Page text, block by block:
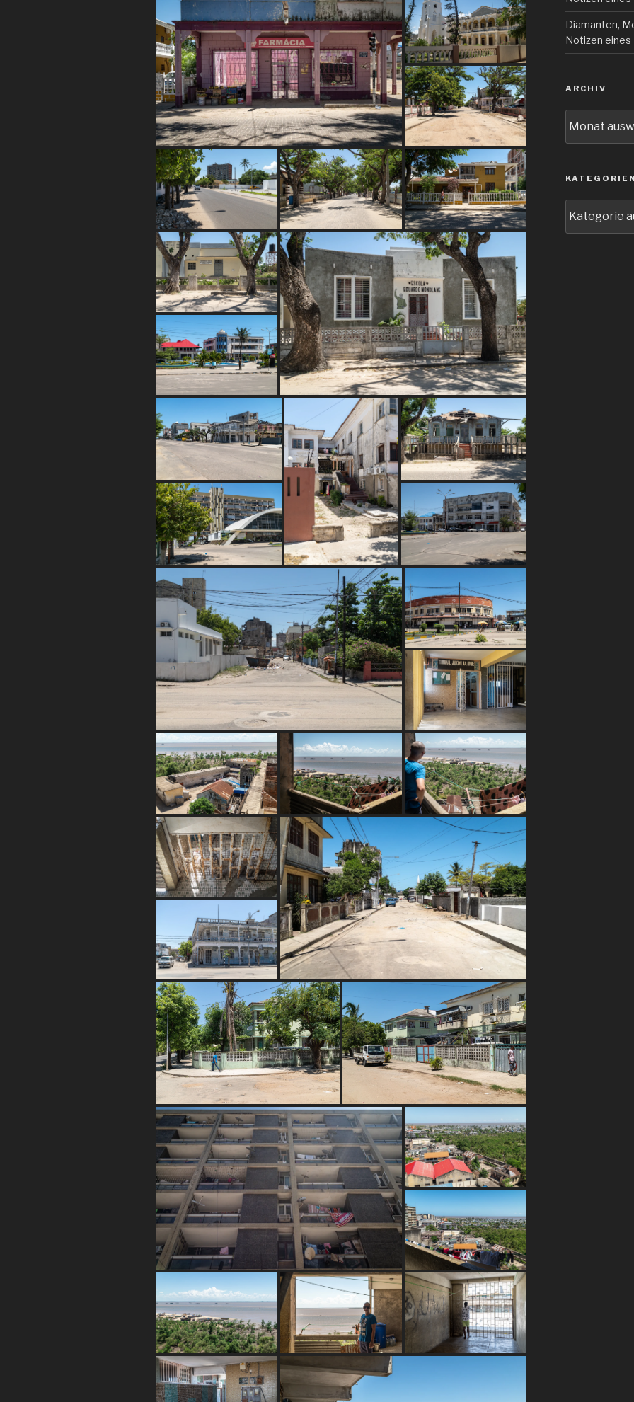
Diamanten,
Notizen eines
ARCHIV